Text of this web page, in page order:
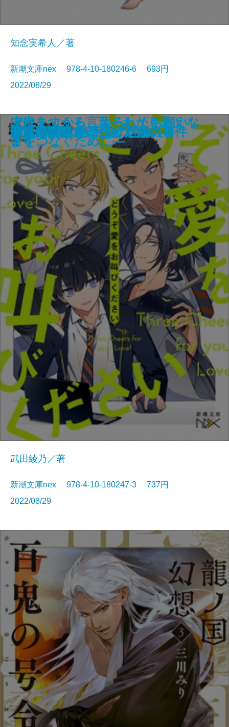
商う狼―江戸商人 杉本茂十郎―
この素晴らしき世界
MISSING 失われているもの
名残の花
それでも俺は、妻としたい
ビタミンBOOKS―さみしさに効
く読書案内―
迷宮の月
写字室の旅／闇の中の男
スクイズ・プレー
生命の略奪者―天久鷹央の事件カ
ルテ―
知念実希人／著
新潮文庫nex 978-4-10-180246-6 693円
2022/08/29
どうぞ愛をお叫びください
武田綾乃／著
新潮文庫nex 978-4-10-180247-3 737円
2022/08/29
龍ノ国幻想3 百鬼の号令
九龍城の殺人
二人のクラウゼヴィッツ
デッドライン
覇王の譜
ぼけますから、よろしくお願いし
ます。
未来をつくる言葉―わかりあえな
さをつなぐために―
十津川警部 鳴子こけし殺人事件
ぼくの死体をよろしくたのむ